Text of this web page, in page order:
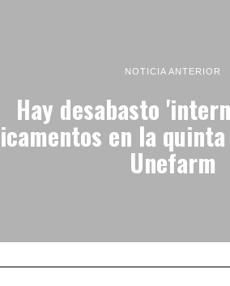
NOTICIA ANTERIOR
Hay desabasto
en la
Unefarm